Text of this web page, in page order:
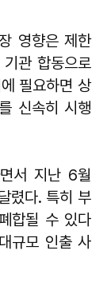
영향은 제한
관 합동으로
필요하면 상
신속히 시행
서 지난 6월
렸다. 특히 부
합될 수 있다
규모 인출 사